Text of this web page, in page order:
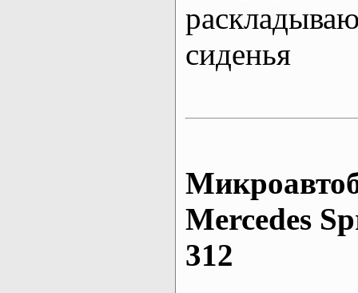
сиденья
Mеrcedes
312